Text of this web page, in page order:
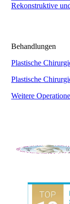
Rekonstruktive
Behandlungen
Plastische
Plastische
Weitere